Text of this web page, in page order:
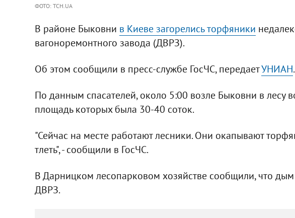
ФОТО: ТСН.UA
В районе Быковни в Киеве загорелись торфяники
вагоноремонтного завода (ДВРЗ).
Об этом сообщили в пресс-службе ГосЧС, передаетУНИАН.
По данным спасателей, около 5:00 возле Быковни в лесу
площадь которых была 30-40 соток.
"Сейчас на месте работают лесники. Они окапывают
тлеть", - сообщили в ГосЧС.
В Дарницком лесопарковом хозяйстве сообщили, что дым
ДВРЗ.